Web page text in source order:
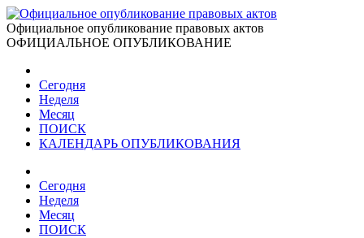
Официальное опубликование правовых актов
ОФИЦИАЛЬНОЕ ОПУБЛИКОВАНИЕ
Сегодня
Неделя
Месяц
ПОИСК
КАЛЕНДАРЬ ОПУБЛИКОВАНИЯ
Сегодня
Неделя
Месяц
ПОИСК